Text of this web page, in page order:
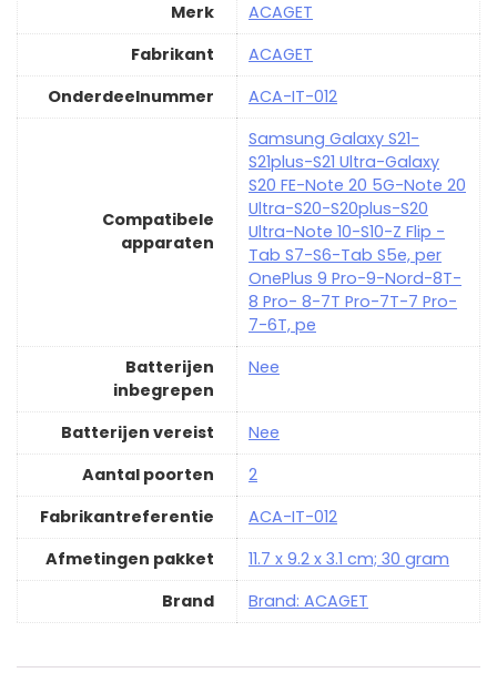
Merk
‎ACAGET
Fabrikant
‎ACAGET
Onderdeelnummer
‎ACA-IT-012
Compatibele
apparaten
‎Samsung Galaxy S21-
S21plus-S21 Ultra-Galaxy
S20 FE-Note 20 5G-Note 20
Ultra-S20-S20plus-S20
Ultra-Note 10-S10-Z Flip -
Tab S7-S6-Tab S5e, per
OnePlus 9 Pro-9-Nord-8T-
8 Pro- 8-7T Pro-7T-7 Pro-
7-6T, pe
Batterijen
inbegrepen
‎Nee
Batterijen vereist
‎Nee
Aantal poorten
‎2
Fabrikantreferentie
‎ACA-IT-012
Afmetingen pakket
‎11.7 x 9.2 x 3.1 cm; 30 gram
Brand
Brand: ACAGET